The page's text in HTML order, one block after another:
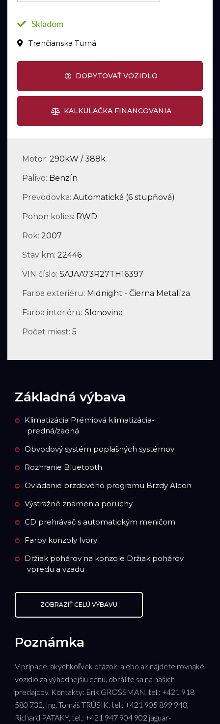
Skladom
Trenčianska Turná
DOPYTOVAŤ VOZIDLO
KALKULAČKA FINANCOVANIA
Motor: 290kW / 388k
Palivo: Benzín
Prevodovka: Automatická (6 stupňová)
Pohon kolies: RWD
Rok: 2007
Stav km: 22446
VIN číslo: SAJAA73R27TH16397
Farba exteriéru: Midnight - Čierna Metalíza
Farba interiéru: Slonovina
Počet miest: 5
Základná výbava
Klimatizácia Prémiová klimatizácia-
predná/zadná
Obvodový systém poplašných systémov
Rozhranie Bluetooth
Ovládanie brzdového programu Brzdy Alcon
Výstražné znamenia poruchy
CD prehrávač s automatickým meničom
Farby konzoly Ivory
Držiak pohárov na konzole Držiak pohárov
vpredu a vzadu
ZOBRAZIŤ CELÚ VÝBAVU
Poznámka
V prípade, akýchkoľvek otázok, alebo ak nájdete rovnaké
vozidlo za výhodnejšiu cenu, obráťte sa na našich
predajcov. Kontakty: Erik GROSSMAN, tel.: +421 918
580 732, Ing. Tomáš TRÚSIK, tel.: +421 905 899 948,
Richard PATAKY, tel.: +421 947 904 902 jaguar-